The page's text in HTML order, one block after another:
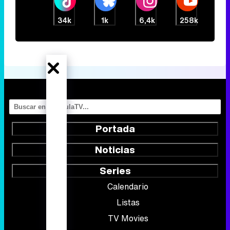
34k 1k 6,4k 258k
Portada
Noticias
Series
Calendario
Listas
TV Movies